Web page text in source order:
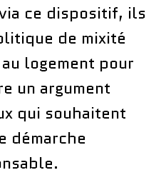
ce dispositif, ils
de mixité
logement pour
un argument
qui souhaitent
démarche